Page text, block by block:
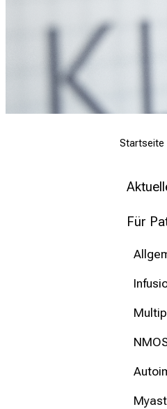
Startseite
Für
Pflegewissenschaft
begeistern – ganz
unverbindlich und
ohne Anmeldung.
mehr Informationen